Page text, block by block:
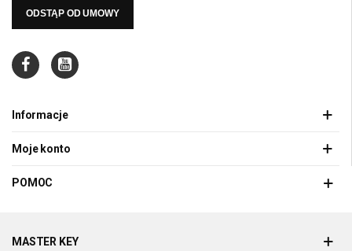
ODSTĄP OD UMOWY
Informacje
Moje konto
POMOC
MASTER KEY